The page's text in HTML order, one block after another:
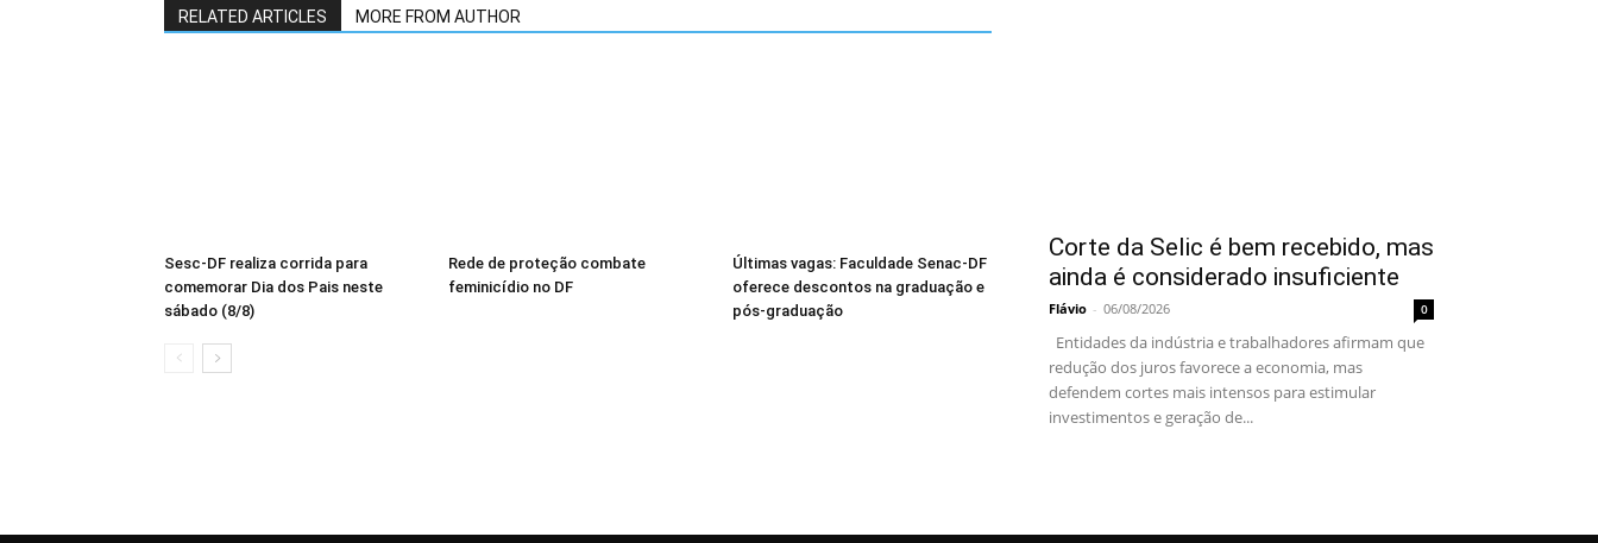
RELATED ARTICLES MORE FROM AUTHOR
Sesc-DF realiza corrida para
comemorar Dia dos Pais neste
sábado (8/8)
Rede de proteção combate
feminicídio no DF
Últimas vagas: Faculdade Senac-DF
oferece descontos na graduação e
pós-graduação
Corte da Selic é bem recebido, mas
ainda é considerado insuficiente
Flávio - 06/08/2026 0
Entidades da indústria e trabalhadores afirmam que
redução dos juros favorece a economia, mas
defendem cortes mais intensos para estimular
investimentos e geração de...